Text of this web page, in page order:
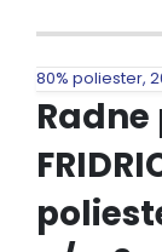
80% poliester,